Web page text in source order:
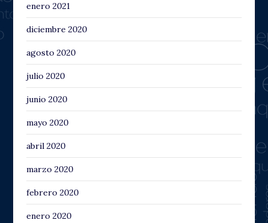
enero 2021
diciembre 2020
agosto 2020
julio 2020
junio 2020
mayo 2020
abril 2020
marzo 2020
febrero 2020
enero 2020